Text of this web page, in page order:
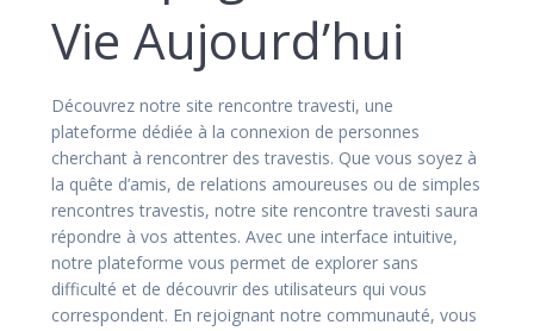
Vie Aujourd’hui
Découvrez notre site rencontre travesti, une
plateforme dédiée à la connexion de personnes
cherchant à rencontrer des travestis. Que vous soyez à
la quête d’amis, de relations amoureuses ou de simples
rencontres travestis, notre site rencontre travesti saura
répondre à vos attentes. Avec une interface intuitive,
notre plateforme vous permet de explorer sans
difficulté et de découvrir des utilisateurs qui vous
correspondent. En rejoignant notre communauté, vous